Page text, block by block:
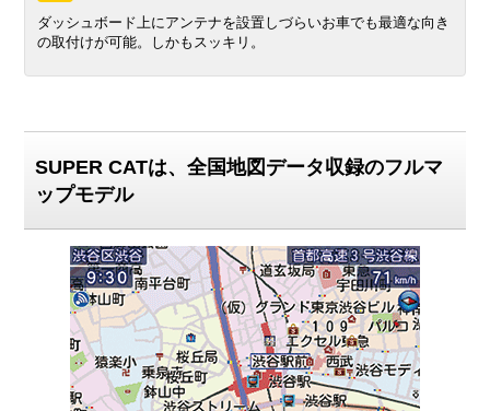
ダッシュボード上にアンテナを設置しづらいお車でも最適な向き
の取付けが可能。しかもスッキリ。
SUPER CATは、全国地図データ収録のフルマ
ップモデル